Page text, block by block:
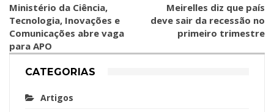
Ministério da Ciência,
Tecnologia, Inovações e
Comunicações abre vaga
para APO
Meirelles diz que país
deve sair da recessão no
primeiro trimestre
CATEGORIAS
Artigos